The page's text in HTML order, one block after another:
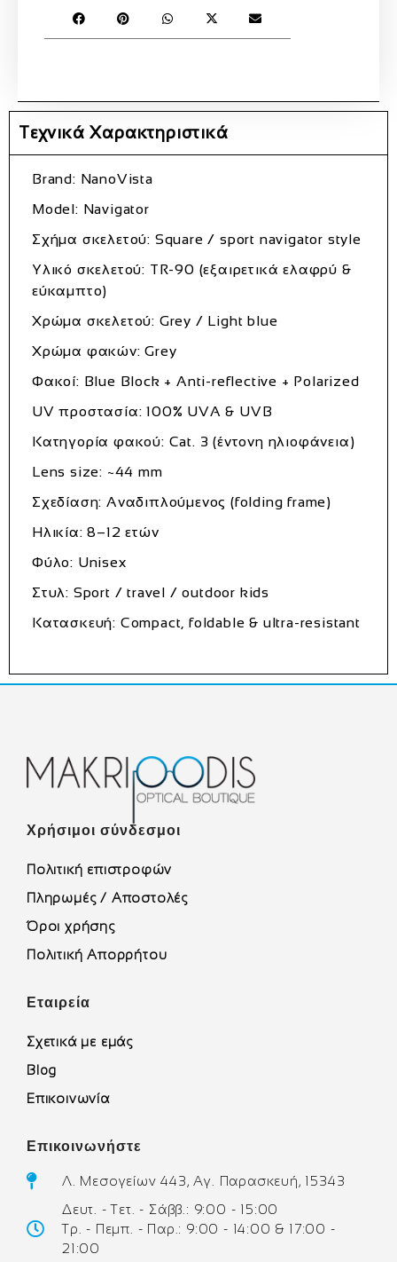
Τεχνικά Χαρακτηριστικά
Brand: NanoVista
Model: Navigator
Σχήμα σκελετού: Square / sport navigator style
Υλικό σκελετού: TR-90 (εξαιρετικά ελαφρύ &
εύκαμπτο)
Χρώμα σκελετού: Grey / Light blue
Χρώμα φακών: Grey
Φακοί: Blue Block + Anti-reflective + Polarized
UV προστασία: 100% UVA & UVB
Κατηγορία φακού: Cat. 3 (έντονη ηλιοφάνεια)
Lens size: ~44 mm
Σχεδίαση: Αναδιπλούμενος (folding frame)
Ηλικία: 8–12 ετών
Φύλο: Unisex
Στυλ: Sport / travel / outdoor kids
Κατασκευή: Compact, foldable & ultra-resistant
Χρήσιμοι σύνδεσμοι
Πολιτική επιστροφών
Πληρωμές / Αποστολές
Όροι χρήσης
Πολιτική Απορρήτου
Εταιρεία
Σχετικά με εμάς
Blog
Επικοινωνία
Επικοινωνήστε
Λ. Μεσογείων 443, Αγ. Παρασκευή, 15343
Δευτ. - Τετ. - Σάββ.: 9:00 - 15:00
Τρ. - Πεμπ. - Παρ.: 9:00 - 14:00 & 17:00 -
21:00